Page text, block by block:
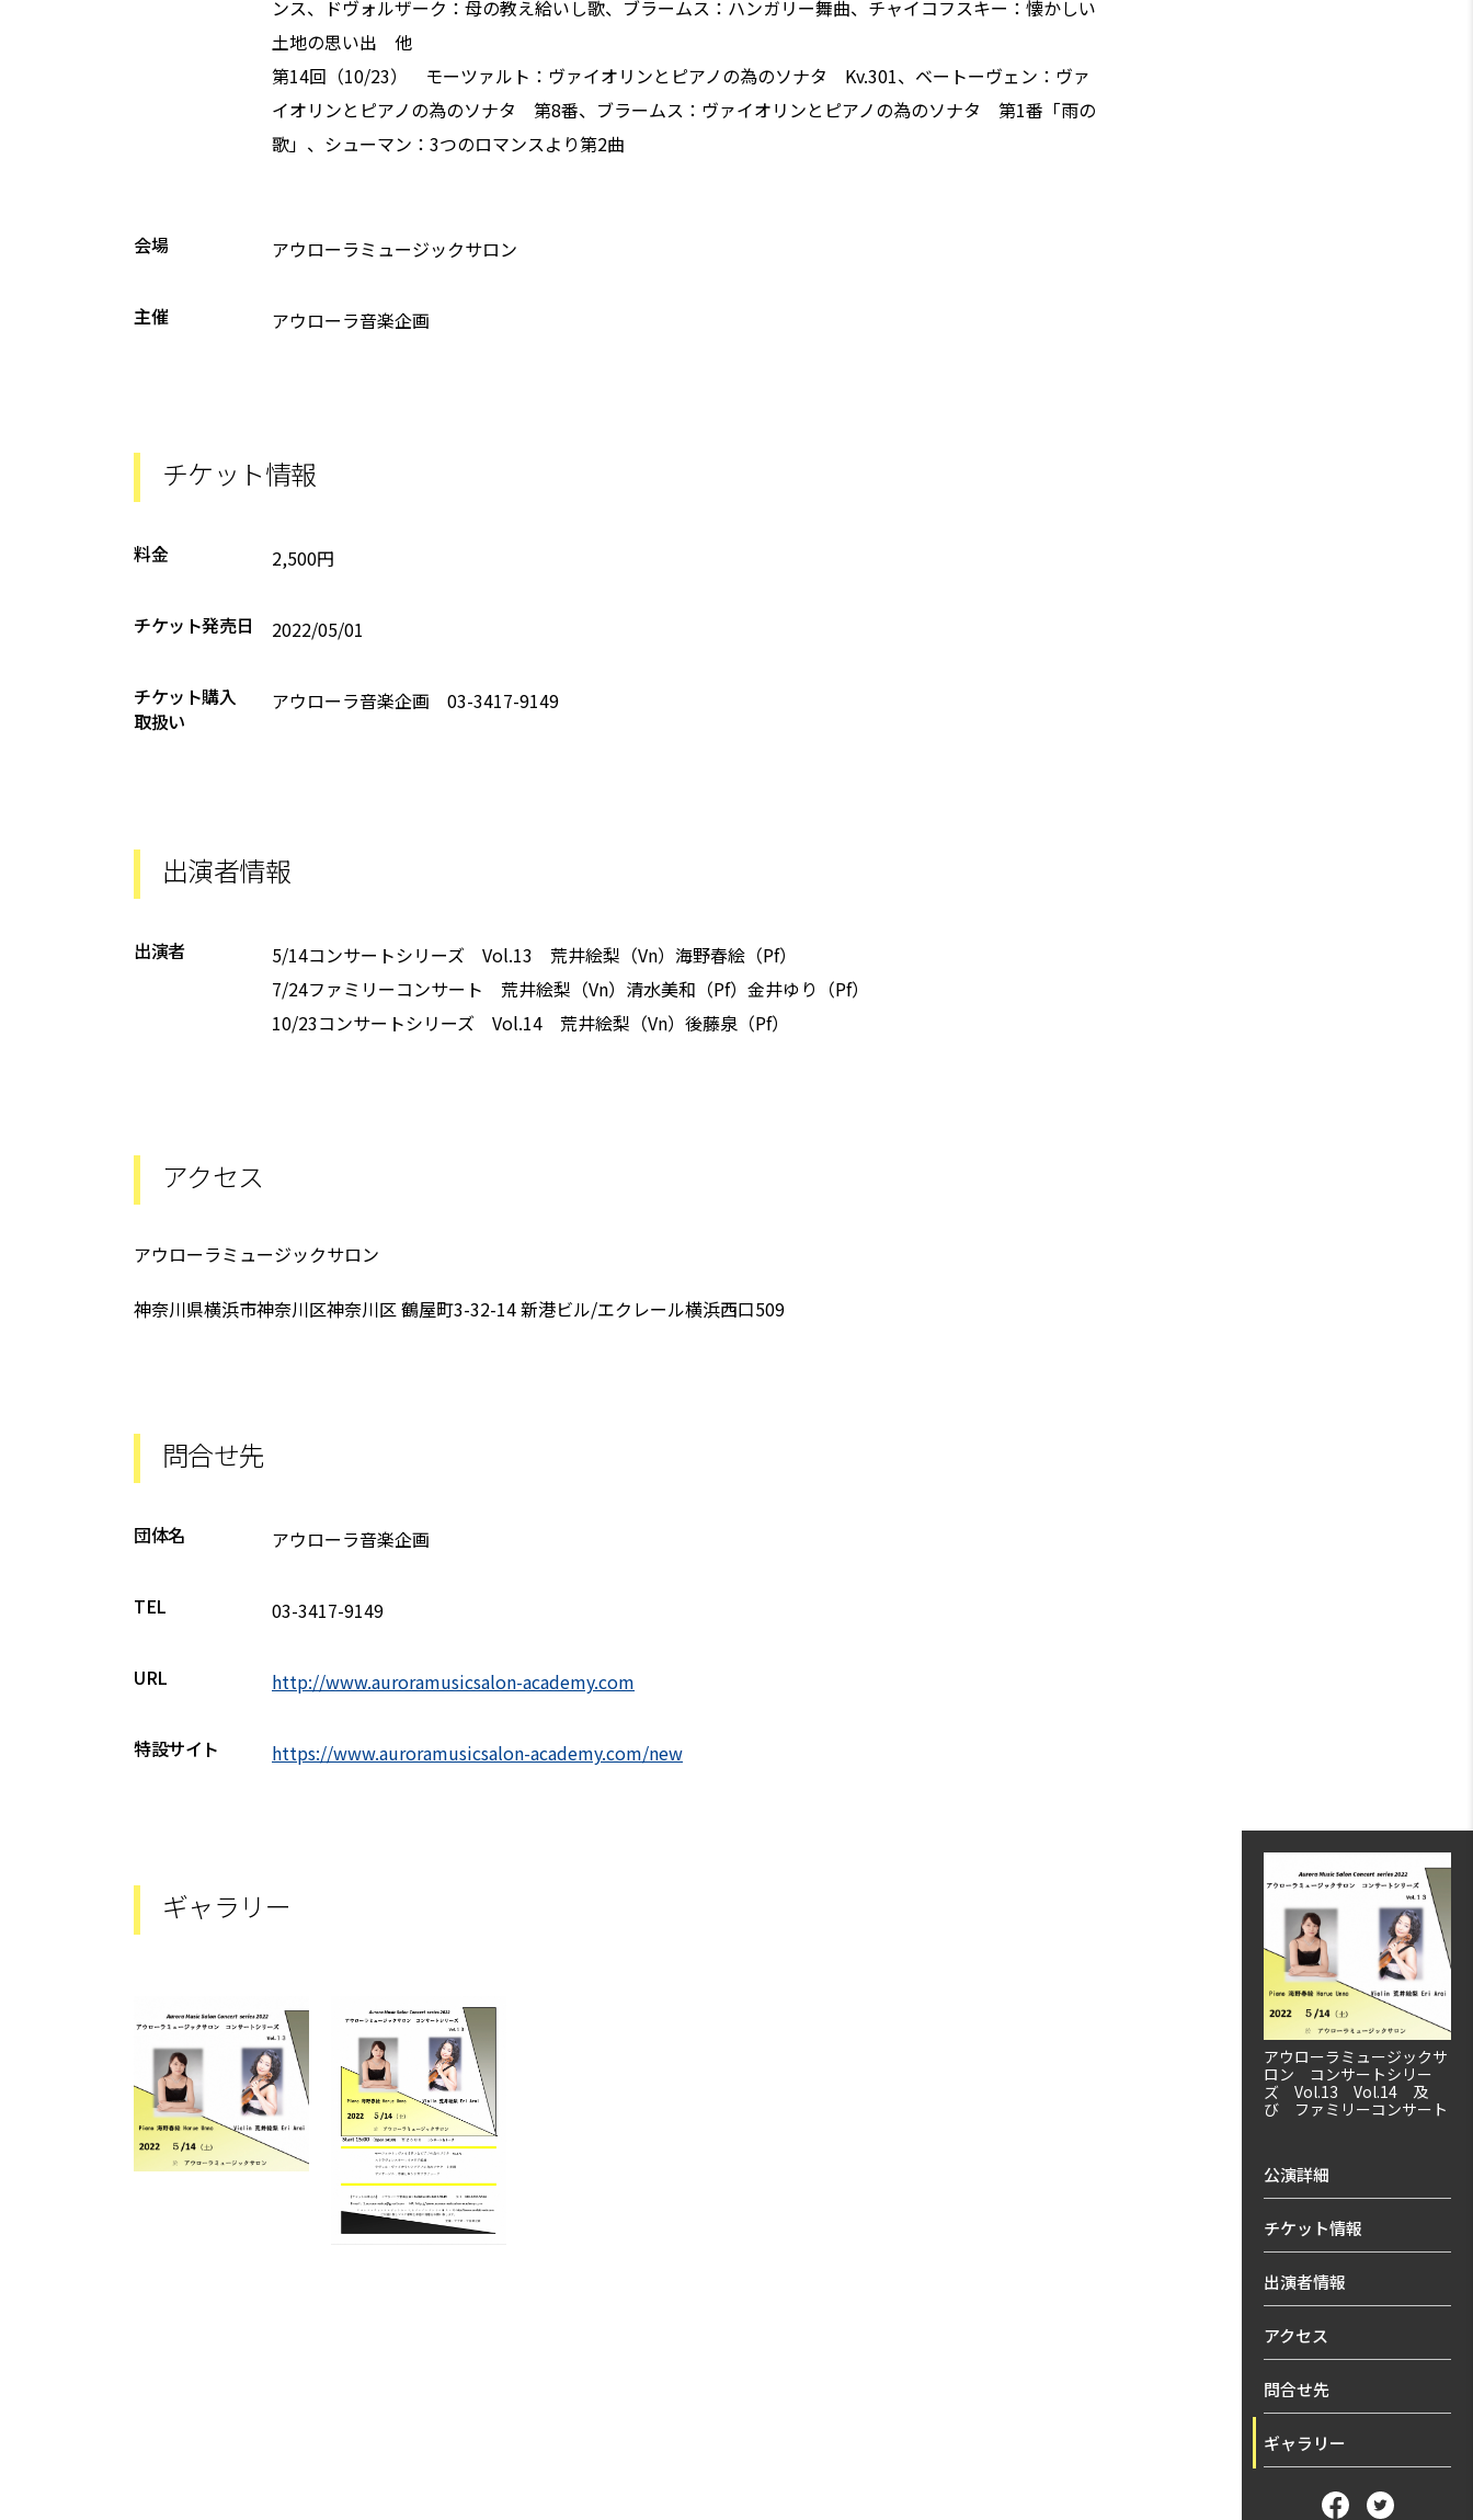
ンス、ドヴォルザーク：母の教え給いし歌、ブラームス：ハンガリー舞曲、チャイコフスキー：懐かしい
土地の思い出 他
第14回（10/23） モーツァルト：ヴァイオリンとピアノの為のソナタ Kv.301、ベートーヴェン：ヴァ
イオリンとピアノの為のソナタ 第8番、ブラームス：ヴァイオリンとピアノの為のソナタ 第1番「雨の
歌」、シューマン：3つのロマンスより第2曲
会場 アウローラミュージックサロン
主催 アウローラ音楽企画
チケット情報
料金 2,500円
チケット発売日 2022/05/01
チケット購入
取扱い
アウローラ音楽企画 03-3417-9149
出演者情報
出演者
5/14コンサートシリーズ Vol.13 荒井絵梨（Vn）海野春絵（Pf）
7/24ファミリーコンサート 荒井絵梨（Vn）清水美和（Pf）金井ゆり（Pf）
10/23コンサートシリーズ Vol.14 荒井絵梨（Vn）後藤泉（Pf）
アクセス
アウローラミュージックサロン
神奈川県横浜市神奈川区神奈川区 鶴屋町3-32-14 新港ビル/エクレール横浜西口509
問合せ先
団体名 アウローラ音楽企画
TEL 03-3417-9149
URL http://www.auroramusicsalon-academy.com
特設サイト https://www.auroramusicsalon-academy.com/new
ギャラリー
アウローラミュージックサ
ロン コンサートシリー
ズ Vol.13 Vol.14 及
び ファミリーコンサート
公演詳細
チケット情報
出演者情報
アクセス
問合せ先
ギャラリー